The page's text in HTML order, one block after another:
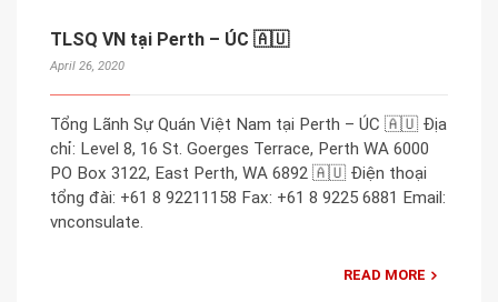
TLSQ VN tại Perth – ÚC 🇦🇺
April 26, 2020
Tổng Lãnh Sự Quán Việt Nam tại Perth – ÚC 🇦🇺 Địa
chỉ: Level 8, 16 St. Goerges Terrace, Perth WA 6000
PO Box 3122, East Perth, WA 6892 🇦🇺 Điện thoại
tổng đài: +61 8 92211158 Fax: +61 8 9225 6881 Email:
vnconsulate.
READ MORE